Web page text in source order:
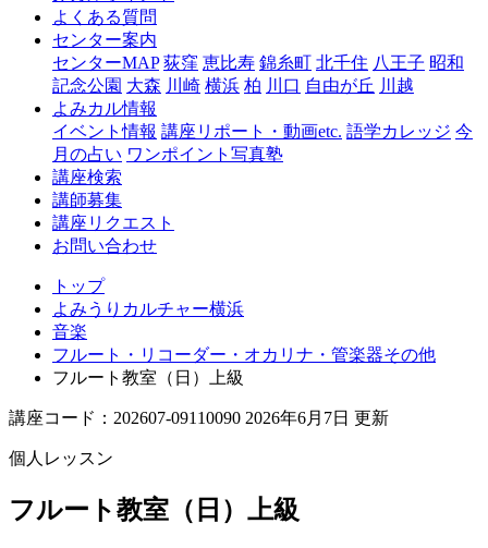
浜
よくある質問
センター案内
センターMAP 荻窪 恵比寿 錦糸町 北千住 八王子 昭和
記念公園 大森 川崎 横浜 柏 川口 自由が丘 川越
よみカル情報
イベント情報 講座リポート・動画etc. 語学カレッジ 今
月の占い ワンポイント写真塾
講座検索
講師募集
講座リクエスト
お問い合わせ
トップ
よみうりカルチャー横浜
音楽
フルート・リコーダー・オカリナ・管楽器その他
フルート教室（日）上級
講座コード：202607-09110090 2026年6月7日 更新
個人レッスン
フルート教室（日）上級